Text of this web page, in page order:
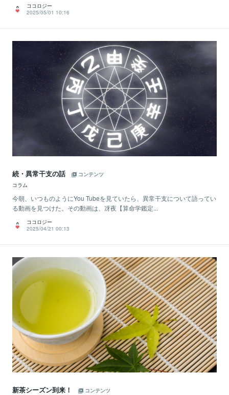
ココロジー
2025/05/01 10:16
続・異常干支の話
コンテンツ
コラム
今朝、いつものようにYou Tubeを見ていたら、異常干支について語ってい
る動画を見つけた。その動画は、冴夜【算命学鑑定...
ココロジー
2025/04/21 00:13
新茶シーズン到来！
コンテンツ